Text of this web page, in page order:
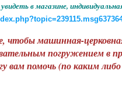
в магазине,
чтобы машинная-
погружением в
вам помочь (по каким